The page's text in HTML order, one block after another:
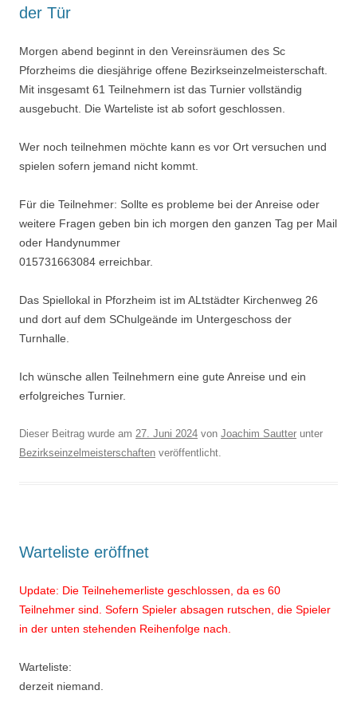
der Tür
Morgen abend beginnt in den Vereinsräumen des Sc
Pforzheims die diesjährige offene Bezirkseinzelmeisterschaft.
Mit insgesamt 61 Teilnehmern ist das Turnier vollständig
ausgebucht. Die Warteliste ist ab sofort geschlossen.
Wer noch teilnehmen möchte kann es vor Ort versuchen und
spielen sofern jemand nicht kommt.
Für die Teilnehmer: Sollte es probleme bei der Anreise oder
weitere Fragen geben bin ich morgen den ganzen Tag per Mail
oder Handynummer
015731663084 erreichbar.
Das Spiellokal in Pforzheim ist im ALtstädter Kirchenweg 26
und dort auf dem SChulgeände im Untergeschoss der
Turnhalle.
Ich wünsche allen Teilnehmern eine gute Anreise und ein
erfolgreiches Turnier.
Dieser Beitrag wurde am 27. Juni 2024 von Joachim Sautter unter
Bezirkseinzelmeisterschaften veröffentlicht.
Warteliste eröffnet
Update: Die Teilnehemerliste geschlossen, da es 60
Teilnehmer sind. Sofern Spieler absagen rutschen, die Spieler
in der unten stehenden Reihenfolge nach.
Warteliste:
derzeit niemand.